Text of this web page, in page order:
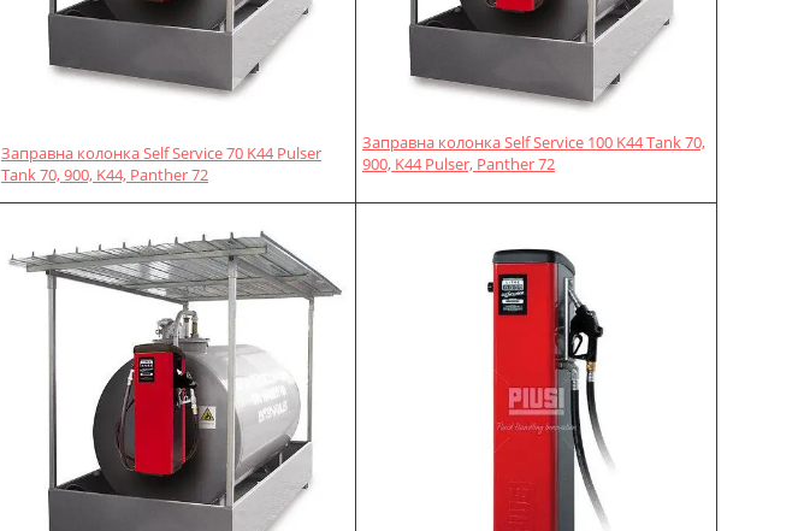
Заправна колонка Self Service 70 K44 Pulser
Tank 70, 900, K44, Panther 72
Заправна колонка Self Service 100 K44 Tank 70,
900, K44 Pulser, Panther 72